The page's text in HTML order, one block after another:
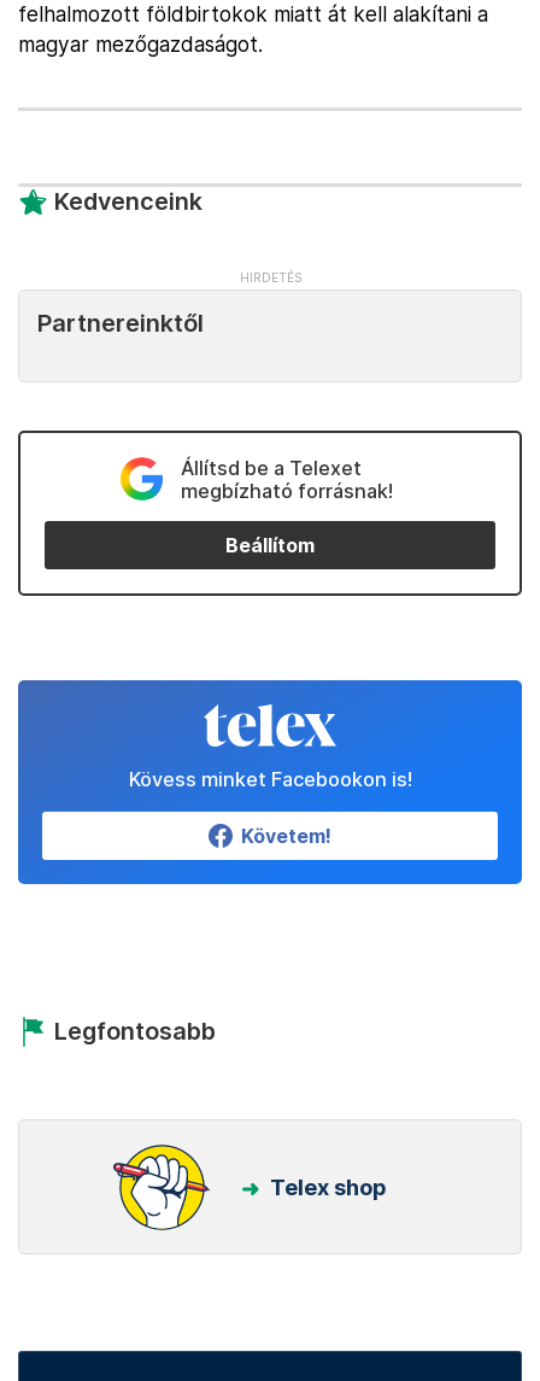
felhalmozott földbirtokok miatt át kell alakítani a
magyar mezőgazdaságot.
Kedvenceink
Partnereinktől
Állítsd be a Telexet
megbízható forrásnak!
Beállítom
Kövess minket Facebookon is!
Követem!
Legfontosabb
Telex shop